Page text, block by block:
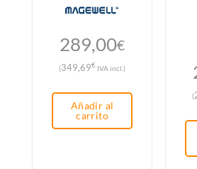
289,00€
(349,69€ IVA incl.)
Añadir al
carrito
(